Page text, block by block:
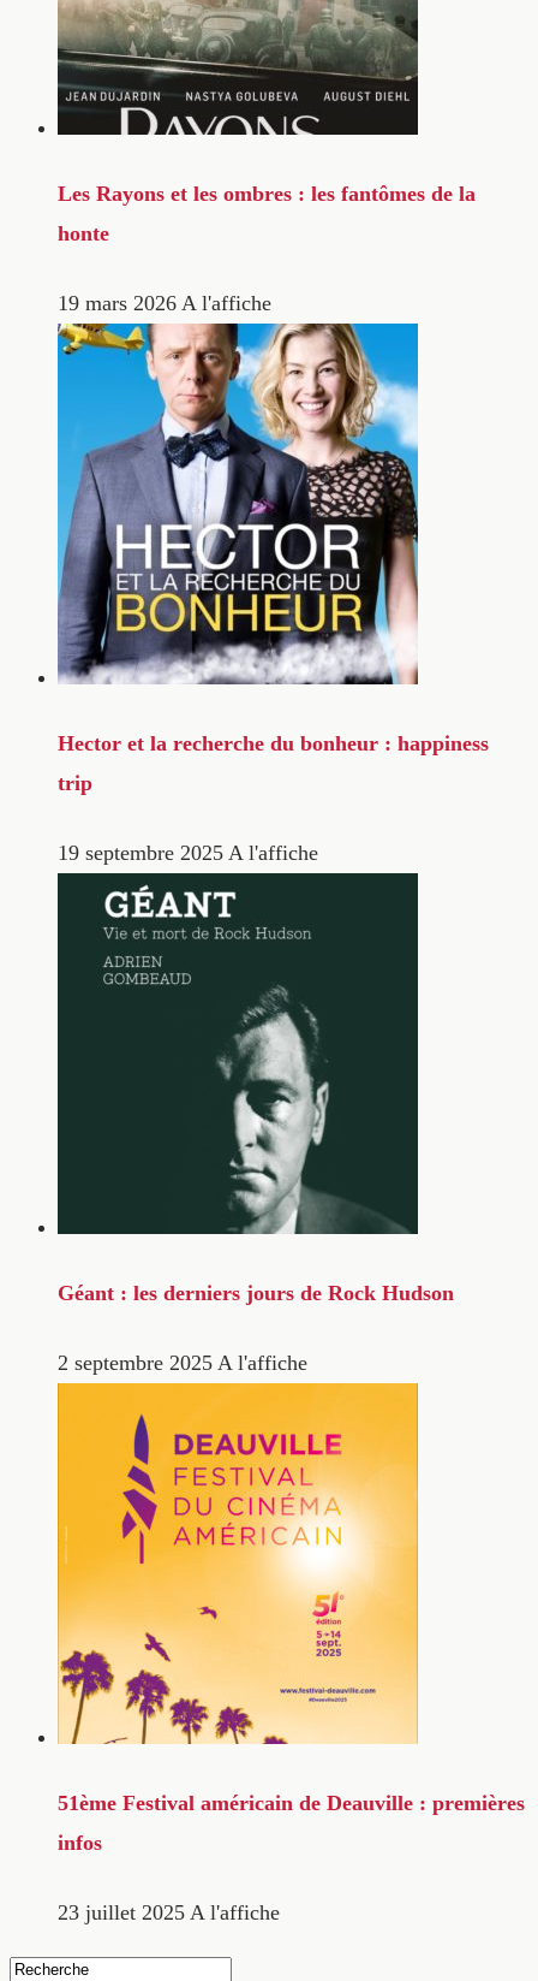
Les Rayons et les ombres : les fantômes de la
honte
19 mars 2026 A l'affiche
Hector et la recherche du bonheur : happiness
trip
19 septembre 2025 A l'affiche
Géant : les derniers jours de Rock Hudson
2 septembre 2025 A l'affiche
51ème Festival américain de Deauville : premières
infos
23 juillet 2025 A l'affiche